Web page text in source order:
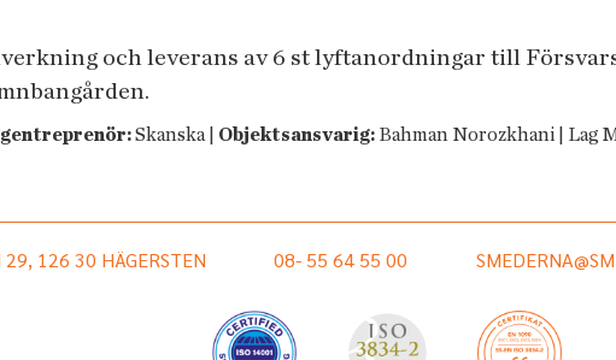
och leverans av 6 st lyftanordningar till
Skanska | Objektsansvarig: Bahman Norozkhani | Lag
29, 126 30 HÄGERSTEN 08- 55 64 55 00